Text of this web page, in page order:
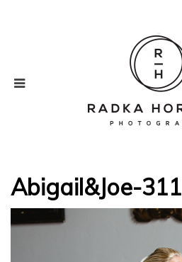
Abigail&Joe-311